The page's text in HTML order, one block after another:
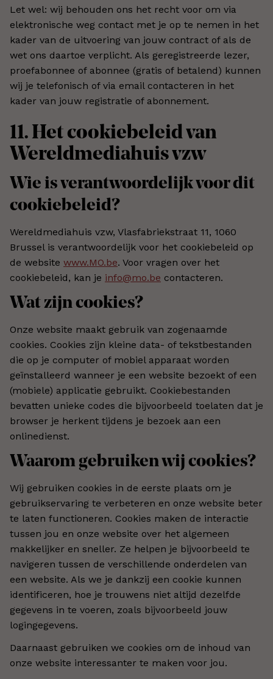
Let wel: wij behouden ons het recht voor om via
elektronische weg contact met je op te nemen in het
kader van de uitvoering van jouw contract of als de
wet ons daartoe verplicht. Als geregistreerde lezer,
proefabonnee of abonnee (gratis of betalend) kunnen
wij je telefonisch of via email contacteren in het
kader van jouw registratie of abonnement.
11. Het cookiebeleid van
Wereldmediahuis vzw
Wie is verantwoordelijk voor dit
cookiebeleid?
Wereldmediahuis vzw, Vlasfabriekstraat 11, 1060
Brussel is verantwoordelijk voor het cookiebeleid op
de website www.MO.be. Voor vragen over het
cookiebeleid, kan je info@mo.be contacteren.
Wat zijn cookies?
Onze website maakt gebruik van zogenaamde
cookies. Cookies zijn kleine data- of tekstbestanden
die op je computer of mobiel apparaat worden
geïnstalleerd wanneer je een website bezoekt of een
(mobiele) applicatie gebruikt. Cookiebestanden
bevatten unieke codes die bijvoorbeeld toelaten dat je
browser je herkent tijdens je bezoek aan een
onlinedienst.
Waarom gebruiken wij cookies?
Wij gebruiken cookies in de eerste plaats om je
gebruikservaring te verbeteren en onze website beter
te laten functioneren. Cookies maken de interactie
tussen jou en onze website over het algemeen
makkelijker en sneller. Ze helpen je bijvoorbeeld te
navigeren tussen de verschillende onderdelen van
een website. Als we je dankzij een cookie kunnen
identificeren, hoe je trouwens niet altijd dezelfde
gegevens in te voeren, zoals bijvoorbeeld jouw
logingegevens.
Daarnaast gebruiken we cookies om de inhoud van
onze website interessanter te maken voor jou.